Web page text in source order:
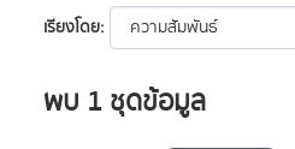
เรียงโดย
พบ 1 ชุดข้อมูล